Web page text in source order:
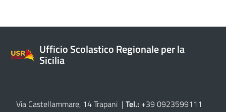
Ufficio Scolastico Regionale per la
Sicilia
Via Castellammare, 14 Trapani | Tel.: +39 0923599111